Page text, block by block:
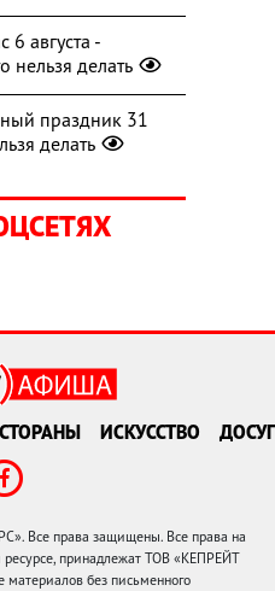
6 августа -
нельзя делать
праздник 31
делать
ИСКУССТВО ДОСУГ
Все права защищены. Все права на
принадлежат ТОВ «КЕПРЕЙТ
без письменного